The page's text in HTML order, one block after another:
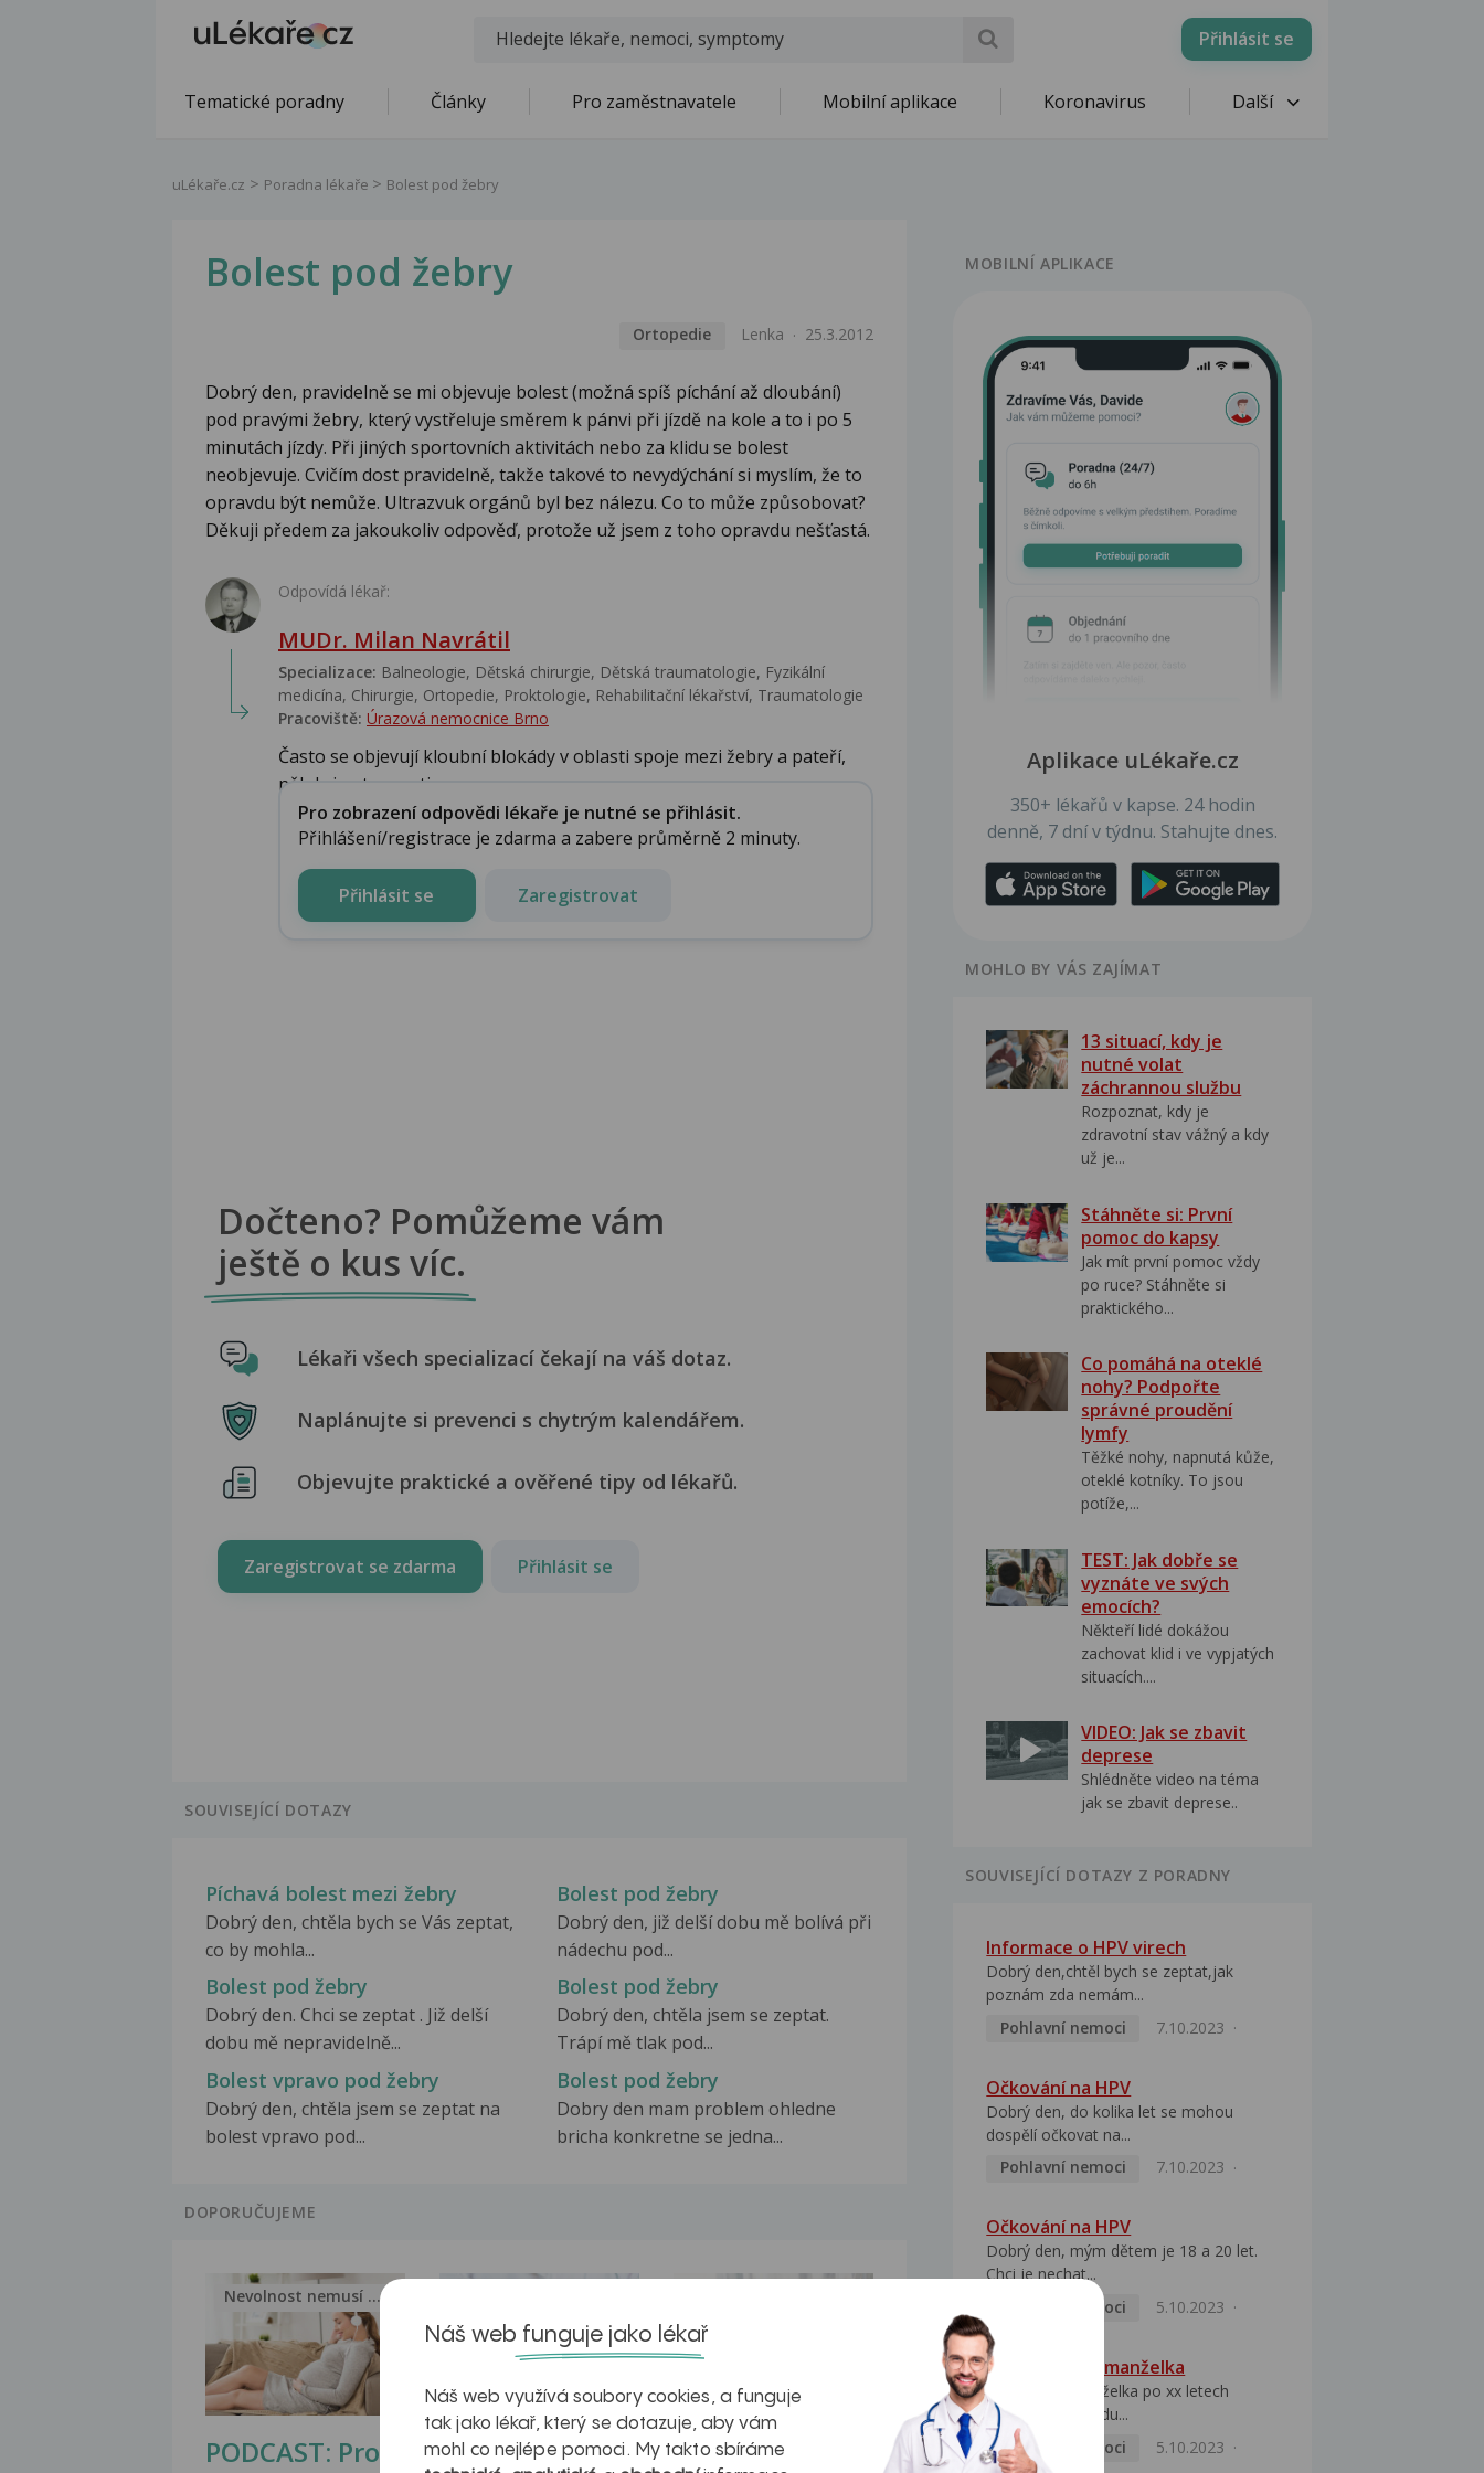
Přihlásit se
Tematické poradny Články Pro zaměstnavatele Mobilní aplikace Koronavirus Další
uLékaře.cz Poradna lékaře Bolest pod žebry
Bolest pod žebry
Ortopedie Lenka 25.3.2012
Dobrý den, pravidelně se mi objevuje bolest (možná spíš píchání až dloubání)
pod pravými žebry, který vystřeluje směrem k pánvi při jízdě na kole a to i po 5
minutách jízdy. Při jiných sportovních aktivitách nebo za klidu se bolest
neobjevuje. Cvičím dost pravidelně, takže takové to nevydýchání si myslím, že to
opravdu být nemůže. Ultrazvuk orgánů byl bez nálezu. Co to může způsobovat?
Děkuji předem za jakoukoliv odpověď, protože už jsem z toho opravdu nešťastá.
Odpovídá lékař:
MUDr. Milan Navrátil
Specializace: Balneologie, Dětská chirurgie, Dětská traumatologie, Fyzikální
medicína, Chirurgie, Ortopedie, Proktologie, Rehabilitační lékařství‎, Traumatologie
Pracoviště: Úrazová nemocnice Brno
Často se objevují kloubní blokády v oblasti spoje mezi žebry a pateří,
někdy i entezopatie v...
Pro zobrazení odpovědi lékaře je nutné se přihlásit.
Přihlášení/registrace je zdarma a zabere průměrně 2 minuty.
Přihlásit se Zaregistrovat
Dočteno? Pomůžeme vám
ještě o kus víc.
Lékaři všech specializací čekají na váš dotaz.
Naplánujte si prevenci s chytrým kalendářem.
Objevujte praktické a ověřené tipy od lékařů.
Zaregistrovat se zdarma Přihlásit se
SOUVISEJÍCÍ DOTAZY
Píchavá bolest mezi žebry
Dobrý den, chtěla bych se Vás zeptat,
co by mohla...
Bolest pod žebry
Dobrý den, již delší dobu mě bolívá při
nádechu pod...
Bolest pod žebry
Dobrý den. Chci se zeptat . Již delší
dobu mě nepravidelně...
Bolest pod žebry
Dobrý den, chtěla jsem se zeptat.
Trápí mě tlak pod...
Bolest vpravo pod žebry
Dobrý den, chtěla jsem se zeptat na
bolest vpravo pod...
Bolest pod žebry
Dobry den mam problem ohledne
bricha konkretne se jedna...
DOPORUČUJEME
PODCAST: Proč
Nevolnost nemusí být nutnou...
Ztukovatění
Inovativní
MOBILNÍ APLIKACE
Aplikace uLékaře.cz
350+ lékařů v kapse. 24 hodin
denně, 7 dní v týdnu. Stahujte dnes.
MOHLO BY VÁS ZAJÍMAT
13 situací, kdy je
nutné volat
záchrannou službu
Rozpoznat, kdy je
zdravotní stav vážný a kdy
už je...
Stáhněte si: První
pomoc do kapsy
Jak mít první pomoc vždy
po ruce? Stáhněte si
praktického...
Co pomáhá na oteklé
nohy? Podpořte
správné proudění
lymfy
Těžké nohy, napnutá kůže,
oteklé kotníky. To jsou
potíže,...
TEST: Jak dobře se
vyznáte ve svých
emocích?
Někteří lidé dokážou
zachovat klid i ve vypjatých
situacích....
VIDEO: Jak se zbavit
deprese
Shlédněte video na téma
jak se zbavit deprese..
SOUVISEJÍCÍ DOTAZY Z PORADNY
Informace o HPV virech
Dobrý den,chtěl bych se zeptat,jak
poznám zda nemám...
Pohlavní nemoci
7.10.2023
Očkování na HPV
Dobrý den, do kolika let se mohou
dospělí očkovat na...
Pohlavní nemoci
7.10.2023
Očkování na HPV
Dobrý den, mým dětem je 18 a 20 let.
Chci je nechat...
Pohlavní nemoci
5.10.2023
HPV pozitivní manželka
Dobrý den, manželka po xx letech
přivezla z Východu...
Pohlavní nemoci
5.10.2023
Náš web funguje jako lékař
Náš web využívá soubory cookies, a funguje
tak jako lékař, který se dotazuje, aby vám
mohl co nejlépe pomoci. My takto sbíráme